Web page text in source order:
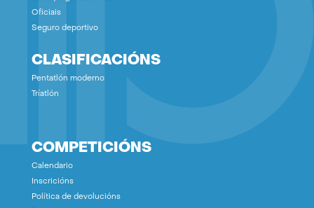
Oficiais
Seguro deportivo
CLASIFICACIÓNS
Pentatlón moderno
Tríatlón
COMPETICIÓNS
Calendario
Inscricións
Política de devolucións